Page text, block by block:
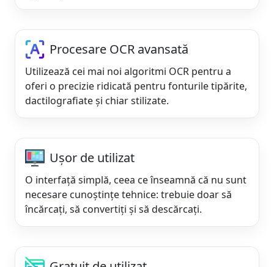
Procesare OCR avansată
Utilizează cei mai noi algoritmi OCR pentru a
oferi o precizie ridicată pentru fonturile tipărite,
dactilografiate și chiar stilizate.
Ușor de utilizat
O interfață simplă, ceea ce înseamnă că nu sunt
necesare cunoștințe tehnice: trebuie doar să
încărcați, să convertiți și să descărcați.